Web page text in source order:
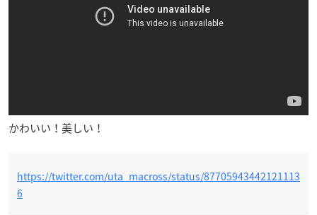
かわいい！美しい！
https://twitter.com/uta_macross/status/87705943442121113
6